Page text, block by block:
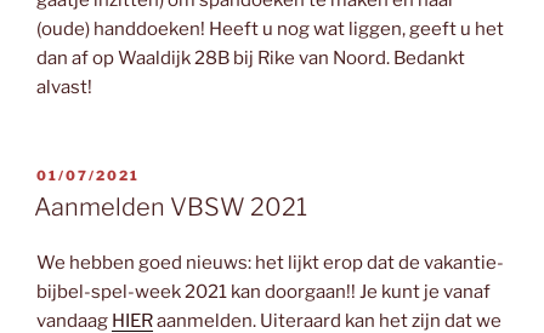
(oude) handdoeken! Heeft u nog wat liggen, geeft u het
dan af op Waaldijk 28B bij Rike van Noord. Bedankt
alvast!
GEPLAATST
OP
01/07/2021
Aanmelden VBSW 2021
We hebben goed nieuws: het lijkt erop dat de vakantie-
bijbel-spel-week 2021 kan doorgaan!! Je kunt je vanaf
vandaag HIERaanmelden. Uiteraard kan het zijn dat we